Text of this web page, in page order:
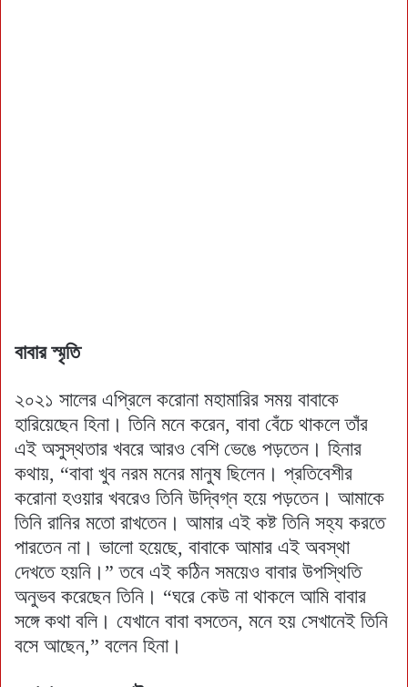
বাবার স্মৃতি
২০২১ সালের এপ্রিলে করোনা মহামারির সময় বাবাকে
হারিয়েছেন হিনা। তিনি মনে করেন, বাবা বেঁচে থাকলে তাঁর
এই অসুস্থতার খবরে আরও বেশি ভেঙে পড়তেন। হিনার
কথায়, “বাবা খুব নরম মনের মানুষ ছিলেন। প্রতিবেশীর
করোনা হওয়ার খবরেও তিনি উদ্বিগ্ন হয়ে পড়তেন। আমাকে
তিনি রানির মতো রাখতেন। আমার এই কষ্ট তিনি সহ্য করতে
পারতেন না। ভালো হয়েছে, বাবাকে আমার এই অবস্থা
দেখতে হয়নি।” তবে এই কঠিন সময়েও বাবার উপস্থিতি
অনুভব করেছেন তিনি। “ঘরে কেউ না থাকলে আমি বাবার
সঙ্গে কথা বলি। যেখানে বাবা বসতেন, মনে হয় সেখানেই তিনি
বসে আছেন,” বলেন হিনা।